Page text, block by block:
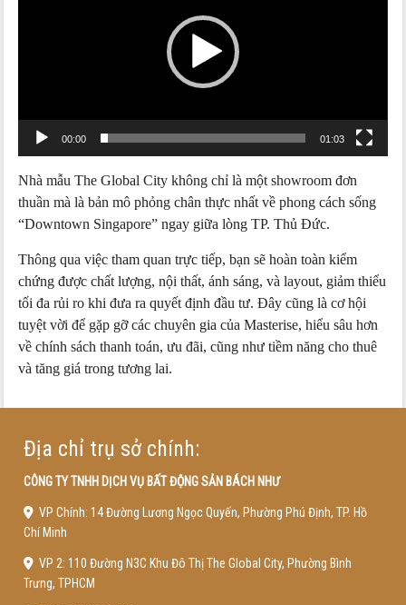
00:00 01:03
Nhà mẫu The Global City không chỉ là một showroom đơn
thuần mà là bản mô phỏng chân thực nhất về phong cách sống
“Downtown Singapore” ngay giữa lòng TP. Thủ Đức.
Thông qua việc tham quan trực tiếp, bạn sẽ hoàn toàn kiểm
chứng được chất lượng, nội thất, ánh sáng, và layout, giảm thiểu
tối đa rủi ro khi đưa ra quyết định đầu tư. Đây cũng là cơ hội
tuyệt vời để gặp gỡ các chuyên gia của Masterise, hiểu sâu hơn
về chính sách thanh toán, ưu đãi, cũng như tiềm năng cho thuê
và tăng giá trong tương lai.
Địa chỉ trụ sở chính:
CÔNG TY TNHH DỊCH VỤ BẤT ĐỘNG SẢN BÁCH NHƯ
VP Chính: 14 Đường Lương Ngọc Quyến, Phường Phú Định, TP. Hồ
Chí Minh
VP 2: 110 Đường N3C Khu Đô Thị The Global City, Phường Bình
Trưng, TPHCM